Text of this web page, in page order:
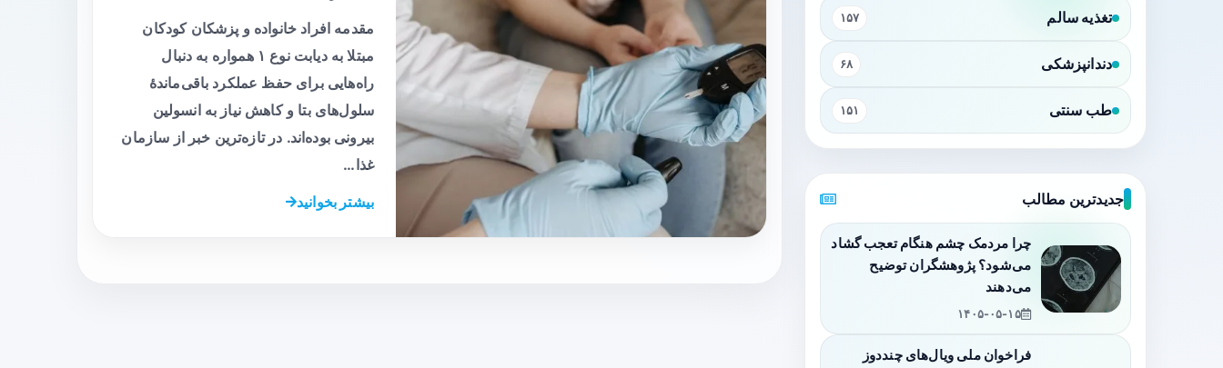
مقدمه افراد خانواده و پزشکان کودکان
مبتلا به دیابت نوع ۱ همواره به دنبال
راه‌هایی برای حفظ عملکرد باقی‌ماندهٔ
سلول‌های بتا و کاهش نیاز به انسولین
بیرونی بوده‌اند. در تازه‌ترین خبر از سازمان
غذا…
بیشتر بخوانید
تغذیه سالم ۱۵۷
دندانپزشکی ۶۸
طب سنتی ۱۵۱
جدیدترین مطالب
چرا مردمک چشم هنگام تعجب گشاد
می‌شود؟ پژوهشگران توضیح
می‌دهند
۱۴۰۵-۰۵-۱۵
فراخوان ملی ویال‌های چنددوز